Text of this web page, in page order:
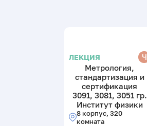
ЛЕКЦИЯ
Ч
Метрология,
стандартизация и
сертификация
3091, 3081, 3051 гр.
Институт физики
8 корпус, 320
комната